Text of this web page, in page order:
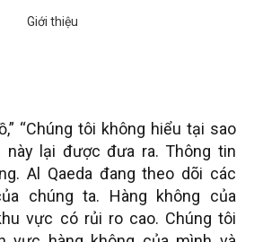
“Chúng tôi không hiểu tại sao
này lại được đưa ra. Thông tin
Al Qaeda đang theo dõi các
chúng ta. Hàng không của
vực có rủi ro cao. Chúng tôi